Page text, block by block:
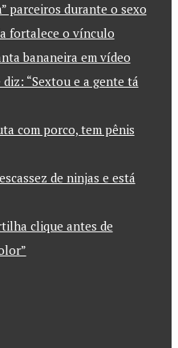
parceiros durante o sexo
fortalece o vínculo
bananeira em vídeo
“Sextou e a gente tá
com porco, tem pênis
de ninjas e está
clique antes de